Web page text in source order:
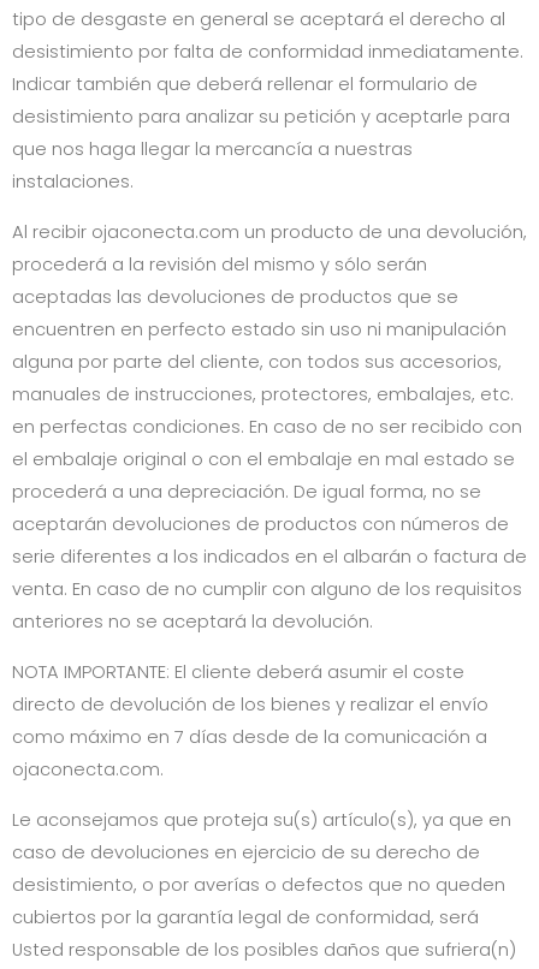
tipo de desgaste en general se aceptará el derecho al
desistimiento por falta de conformidad inmediatamente.
Indicar también que deberá rellenar el formulario de
desistimiento para analizar su petición y aceptarle para
que nos haga llegar la mercancía a nuestras
instalaciones.
Al recibir ojaconecta.com un producto de una devolución,
procederá a la revisión del mismo y sólo serán
aceptadas las devoluciones de productos que se
encuentren en perfecto estado sin uso ni manipulación
alguna por parte del cliente, con todos sus accesorios,
manuales de instrucciones, protectores, embalajes, etc.
en perfectas condiciones. En caso de no ser recibido con
el embalaje original o con el embalaje en mal estado se
procederá a una depreciación. De igual forma, no se
aceptarán devoluciones de productos con números de
serie diferentes a los indicados en el albarán o factura de
venta. En caso de no cumplir con alguno de los requisitos
anteriores no se aceptará la devolución.
NOTA IMPORTANTE: El cliente deberá asumir el coste
directo de devolución de los bienes y realizar el envío
como máximo en 7 días desde de la comunicación a
ojaconecta.com.
Le aconsejamos que proteja su(s) artículo(s), ya que en
caso de devoluciones en ejercicio de su derecho de
desistimiento, o por averías o defectos que no queden
cubiertos por la garantía legal de conformidad, será
Usted responsable de los posibles daños que sufriera(n)